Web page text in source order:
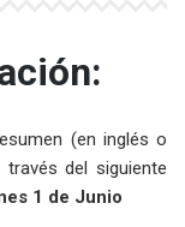
(en inglés o
del siguiente
1 de Junio